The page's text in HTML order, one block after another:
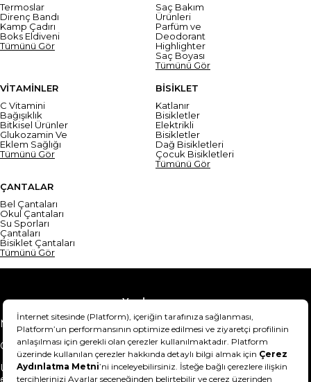
Termoslar
Direnç Bandı
Kamp Çadırı
Boks Eldiveni
Tümünü Gör
Saç Bakım
Ürünleri
Parfüm ve
Deodorant
Highlighter
Saç Boyası
Tümünü Gör
VİTAMİNLER
C Vitamini
Bağışıklık
Bitkisel Ürünler
Glukozamin Ve
Eklem Sağlığı
Tümünü Gör
BİSİKLET
Katlanır
Bisikletler
Elektrikli
Bisikletler
Dağ Bisikletleri
Çocuk Bisikletleri
Tümünü Gör
ÇANTALAR
Bel Çantaları
Okul Çantaları
Su Sporları
Çantaları
Bisiklet Çantaları
Tümünü Gör
Yardım
Mesafeli Satış Sözleşmesi
Teslimat Bilgisi
Gizlilik Sözleşmesi
Şartlar & Koşullar
Ürünümü nasıl iade
edebilirim?
Hakkımızda